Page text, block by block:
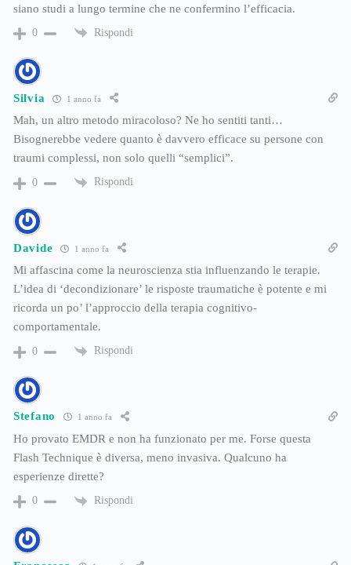
siano studi a lungo termine che ne confermino l’efficacia.
0 Rispondi
Silvia 1 anno fa
Mah, un altro metodo miracoloso? Ne ho sentiti tanti…
Bisognerebbe vedere quanto è davvero efficace su persone con
traumi complessi, non solo quelli “semplici”.
0 Rispondi
Davide 1 anno fa
Mi affascina come la neuroscienza stia influenzando le terapie.
L’idea di ‘decondizionare’ le risposte traumatiche è potente e mi
ricorda un po’ l’approccio della terapia cognitivo-
comportamentale.
0 Rispondi
Stefano 1 anno fa
Ho provato EMDR e non ha funzionato per me. Forse questa
Flash Technique è diversa, meno invasiva. Qualcuno ha
esperienze dirette?
0 Rispondi